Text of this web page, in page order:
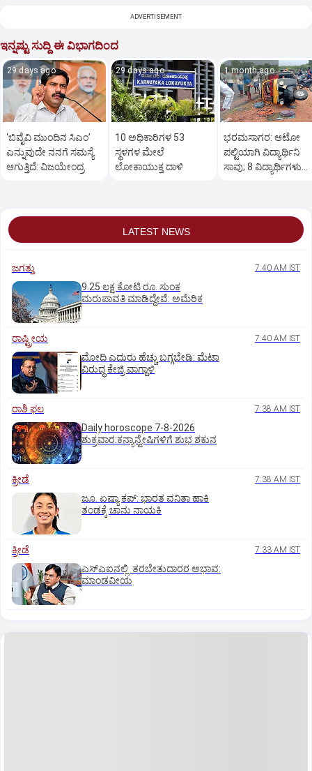
ADVERTISEMENT
ಇನ್ನಷ್ಟು ಸುದ್ದಿ ಈ ವಿಭಾಗದಿಂದ
29 days ago
‘ಬಿವೈವಿ ಮುಂದಿನ ಸಿಎಂ’
ಎನ್ನುವುದೇ ನನಗೆ ಸಮಸ್ಯೆ
ಆಗುತ್ತಿದೆ: ವಿಜಯೇಂದ್ರ
29 days ago
10 ಅಧಿಕಾರಿಗಳ 53
ಸ್ಥಳಗಳ ಮೇಲೆ
ಲೋಕಾಯುಕ್ತ ದಾಳಿ
1 month ago
ಭರಮಸಾಗರ: ಆಟೋ
ಪಲ್ಟಿಯಾಗಿ ವಿದ್ಯಾರ್ಥಿನಿ
ಸಾವು; 8 ವಿದ್ಯಾರ್ಥಿಗಳು
LATEST NEWS
ಜಗತ್ತು 7:40 AM IST
9.25 ಲಕ್ಷ ಕೋಟಿ ರೂ. ಸುಂಕ
ಮರುಪಾವತಿ ಮಾಡಿದ್ದೇವೆ: ಅಮೆರಿಕ
ರಾಷ್ಟ್ರೀಯ 7:40 AM IST
ಮೋದಿ ಎದುರು ಹೆಚ್ಚು ಬಗ್ಗಬೇಡಿ: ಮೆಟಾ
ವಿರುದ್ಧ ಕೇಜ್ರಿ ವಾಗ್ದಾಳಿ
ರಾಶಿ ಫಲ 7:38 AM IST
Daily horoscope 7-8-2026
ಶುಕ್ರವಾರ:ಕನ್ಯಾನ್ವೇಷಿಗಳಿಗೆ ಶುಭ ಶಕುನ
ಕ್ರೀಡೆ 7:38 AM IST
ಜೂ. ಏಷ್ಯಾ ಕಪ್‌: ಭಾರತ ವನಿತಾ ಹಾಕಿ
ತಂಡಕ್ಕೆ ಚಾನು ನಾಯಕಿ
ಕ್ರೀಡೆ 7:33 AM IST
ಎಸ್‌ಎಐನಲ್ಲಿ ತರಬೇತುದಾರರ ಅಭಾವ:
ಮಾಂಡವೀಯ